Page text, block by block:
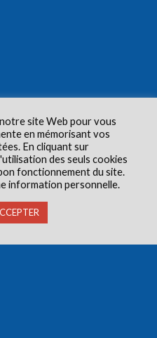
de santé communautaire
droits réservés.
site Web pour vous
en mémorisant vos
En cliquant sur
des seuls cookies
fonctionnement du site.
information personnelle.